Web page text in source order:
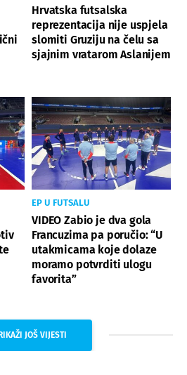
Hrvatska futsalska
reprezentacija nije uspjela
slomiti Gruziju na čelu sa
sjajnim vratarom Aslanijem
EP U FUTSALU
VIDEO Zabio je dva gola
Francuzima pa poručio: “U
utakmicama koje dolaze
moramo potvrditi ulogu
favorita”
JOŠ VIJESTI